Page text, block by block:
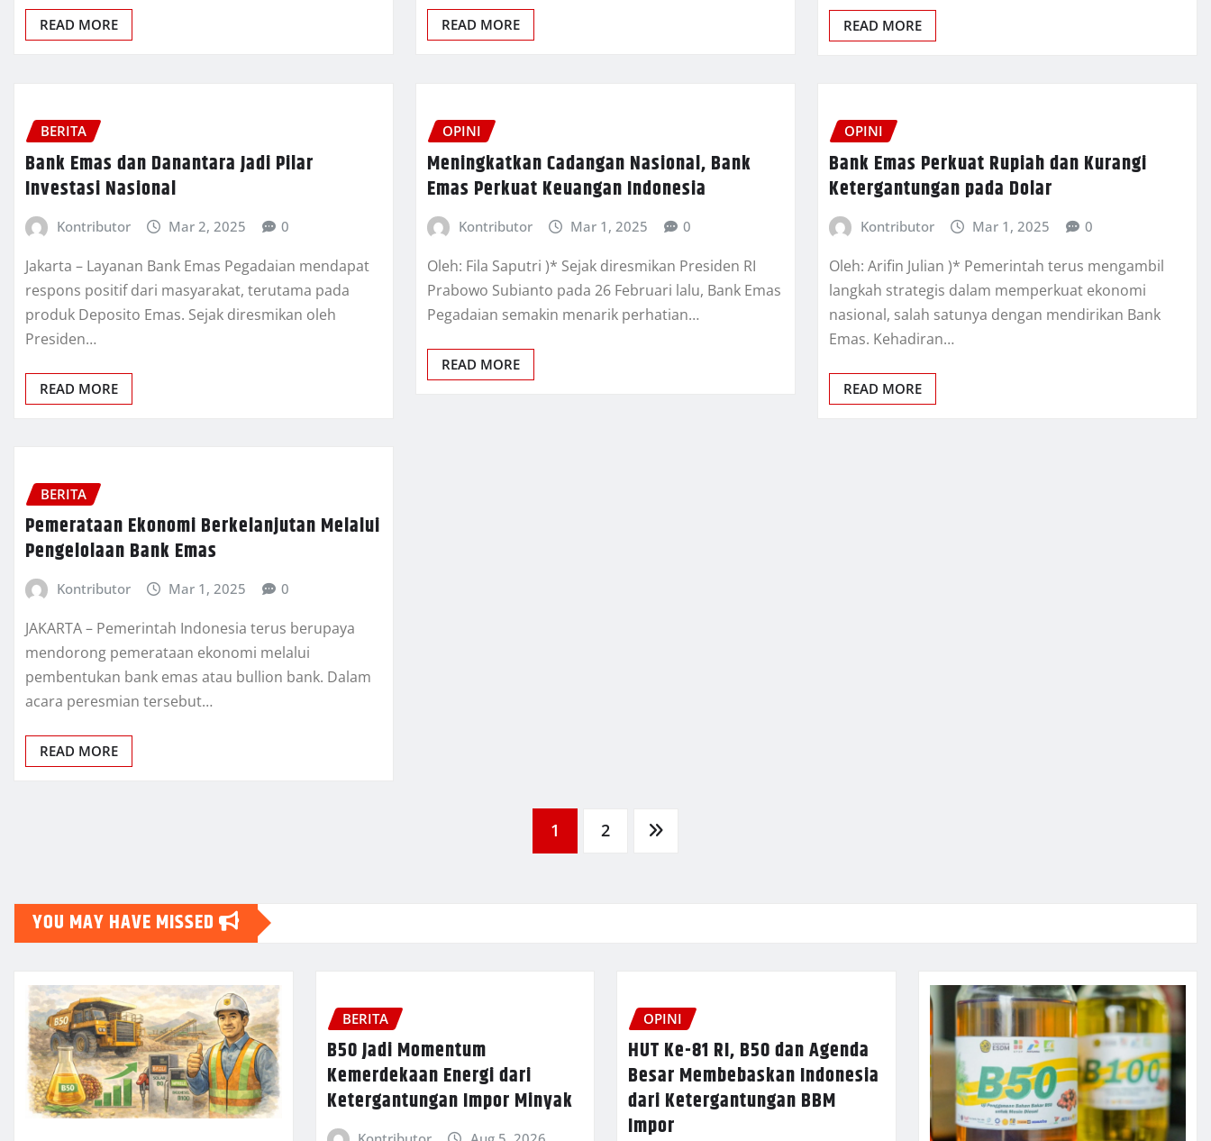
READ MORE READ MORE READ MORE
BERITA
Bank Emas dan Danantara Jadi Pilar
Investasi Nasional
Kontributor Mar 2, 2025 0
Jakarta – Layanan Bank Emas Pegadaian mendapat
respons positif dari masyarakat, terutama pada
produk Deposito Emas. Sejak diresmikan oleh
Presiden…
READ MORE
OPINI
Meningkatkan Cadangan Nasional, Bank
Emas Perkuat Keuangan Indonesia
Kontributor Mar 1, 2025 0
Oleh: Fila Saputri )* Sejak diresmikan Presiden RI
Prabowo Subianto pada 26 Februari lalu, Bank Emas
Pegadaian semakin menarik perhatian…
READ MORE
OPINI
Bank Emas Perkuat Rupiah dan Kurangi
Ketergantungan pada Dolar
Kontributor Mar 1, 2025 0
Oleh: Arifin Julian )* Pemerintah terus mengambil
langkah strategis dalam memperkuat ekonomi
nasional, salah satunya dengan mendirikan Bank
Emas. Kehadiran…
READ MORE
BERITA
Pemerataan Ekonomi Berkelanjutan Melalui
Pengelolaan Bank Emas
Kontributor Mar 1, 2025 0
JAKARTA – Pemerintah Indonesia terus berupaya
mendorong pemerataan ekonomi melalui
pembentukan bank emas atau bullion bank. Dalam
acara peresmian tersebut…
READ MORE
1 2
YOU MAY HAVE MISSED
BERITA
B50 Jadi Momentum
Kemerdekaan Energi dari
Ketergantungan Impor Minyak
OPINI
HUT Ke-81 RI, B50 dan Agenda
Besar Membebaskan Indonesia
dari Ketergantungan BBM
Impor